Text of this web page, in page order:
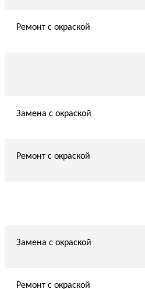
Ремонт с окраской
Замена с окраской
Ремонт с окраской
Замена с окраской
Ремонт с окраской